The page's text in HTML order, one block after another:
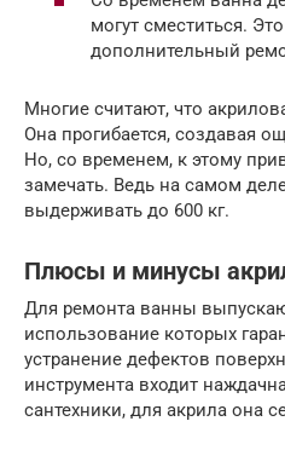
могут сместиться.
дополнительный
Многие считают, что
Она прогибается, создавая
Но, со временем, к этому
замечать. Ведь на самом
выдерживать до 600 кг.
Плюсы и минусы
Для ремонта ванны
использование которых
устранение дефектов
инструмента входит
сантехники, для акрила она